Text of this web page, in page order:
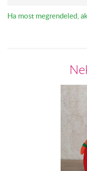
Ha most megrendeled,